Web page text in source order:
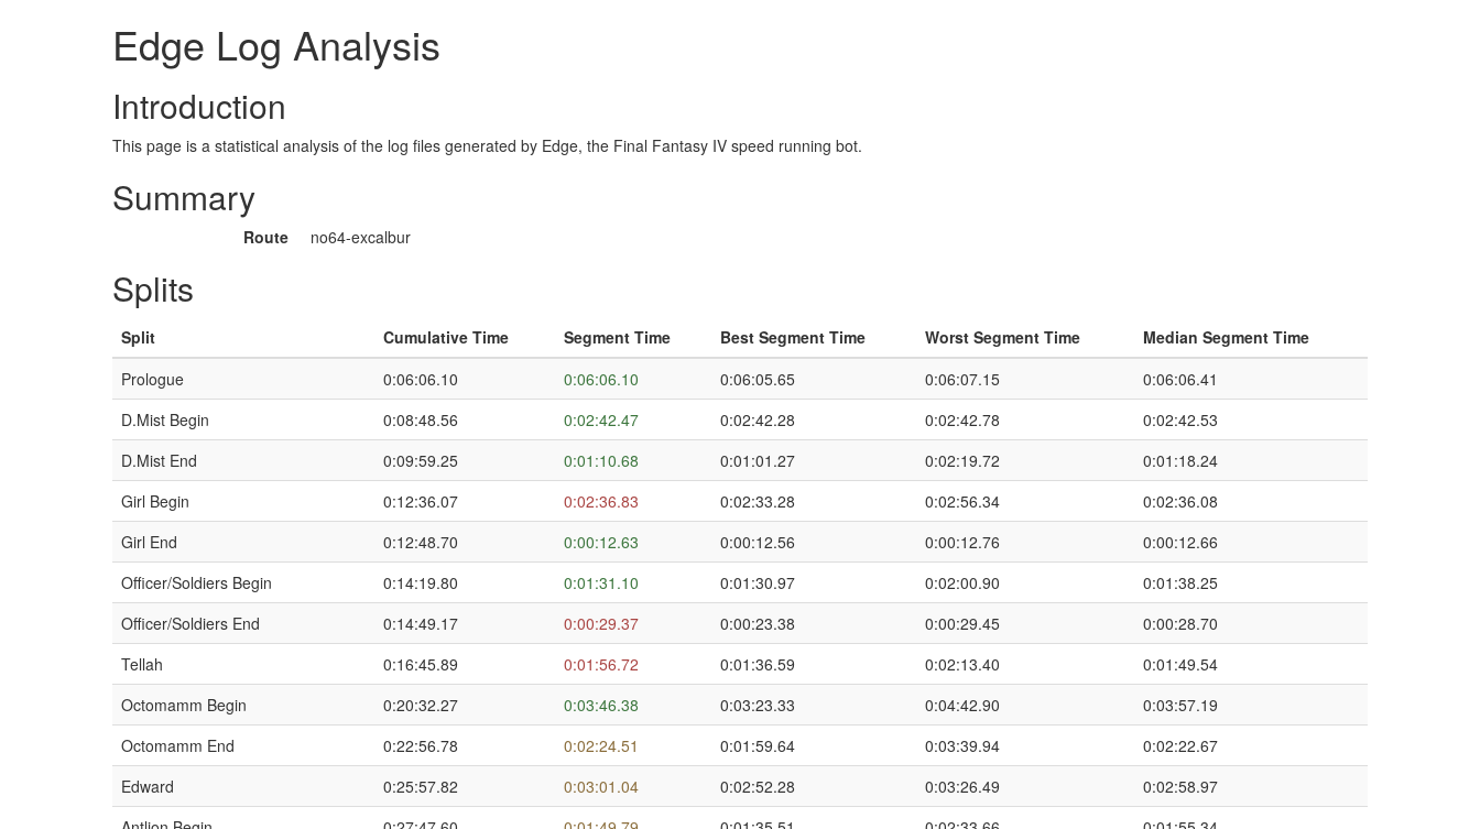
Edge Log Analysis
Introduction
This page is a statistical analysis of the log files generated by Edge, the Final Fantasy IV speed running bot.
Summary
Route no64-excalbur
Splits
Split Cumulative Time Segment Time Best Segment Time Worst Segment Time
Median Segment Time
Prologue
0:06:06.10 0:06:06.10 0:06:05.65 0:06:07.15
0:06:06.41
D.Mist Begin
0:08:48.56 0:02:42.47 0:02:42.28 0:02:42.78
0:02:42.53
D.Mist End
0:09:59.25 0:01:10.68 0:01:01.27 0:02:19.72
0:01:18.24
Girl Begin
0:12:36.07 0:02:36.83 0:02:33.28 0:02:56.34
0:02:36.08
Girl End
0:12:48.70 0:00:12.63 0:00:12.56 0:00:12.76
0:00:12.66
Officer/Soldiers Begin
0:14:19.80 0:01:31.10 0:01:30.97 0:02:00.90
0:01:38.25
Officer/Soldiers End
0:14:49.17 0:00:29.37 0:00:23.38 0:00:29.45
0:00:28.70
Tellah
0:16:45.89 0:01:56.72 0:01:36.59 0:02:13.40
0:01:49.54
Octomamm Begin
0:20:32.27 0:03:46.38 0:03:23.33 0:04:42.90
0:03:57.19
Octomamm End
0:22:56.78 0:02:24.51 0:01:59.64 0:03:39.94
0:02:22.67
Edward
0:25:57.82 0:03:01.04 0:02:52.28 0:03:26.49
0:02:58.97